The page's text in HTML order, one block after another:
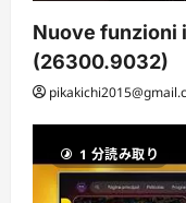
Nuove funzioni
(26300.9032)
1 分読み取り